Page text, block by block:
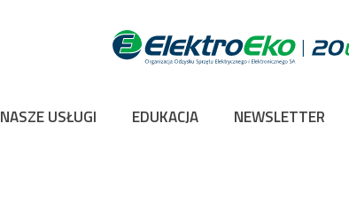
NASZE USŁUGI EDUKACJA NEWSLETTER